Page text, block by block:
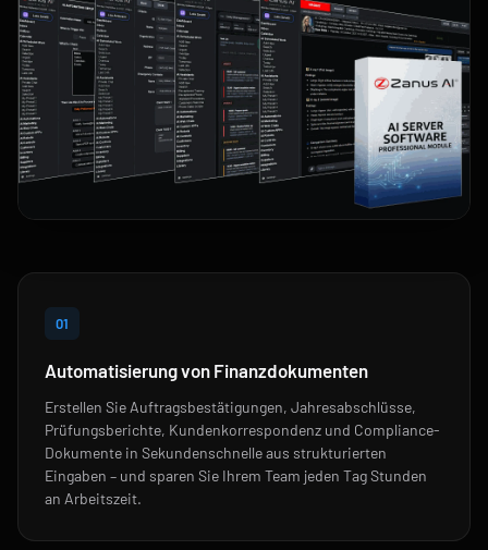
01
Automatisierung von Finanzdokumenten
Erstellen Sie Auftragsbestätigungen, Jahresabschlüsse,
Prüfungsberichte, Kundenkorrespondenz und Compliance-
Dokumente in Sekundenschnelle aus strukturierten
Eingaben – und sparen Sie Ihrem Team jeden Tag Stunden
an Arbeitszeit.